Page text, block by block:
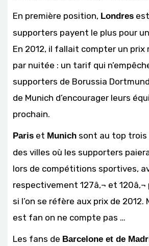
En première position, Londres
supporters payent le plus pour
En 2012, il fallait compter un prix
par nuitée : un tarif qui
supporters de Borussia
de Munich d’encourager leurs
prochain.
Paris et Munich sont au top trois
des villes où les supporters
lors de compétitions sportives,
respectivement 127â‚¬ et
si l’on se réfère aux prix de 2012.
est fan on ne compte pas …
Les fans de Barcelone et de